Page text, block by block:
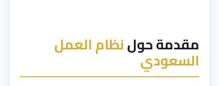
مقدمة حولنظام العمل
السعودي